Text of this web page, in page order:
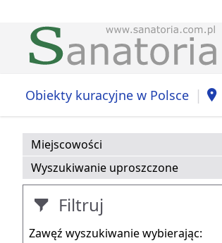
Obiekty kuracyjne w Polsce |
Miejscowości
Wyszukiwanie uproszczone
Filtruj
Zawęź wyszukiwanie wybierając: